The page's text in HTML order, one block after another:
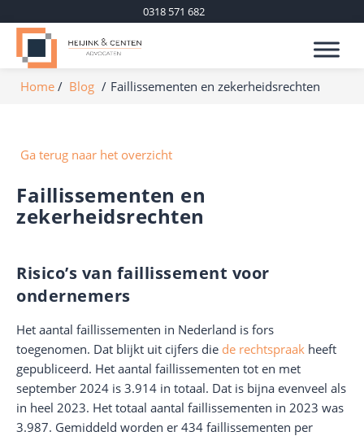
0318 571 682
Home Blog Faillissementen en zekerheidsrechten
Ga terug naar het overzicht
Faillissementen en
zekerheidsrechten
Het aantal faillissementen in Nederland is fors
toegenomen. Dat blijkt uit cijfers die de rechtspraak heeft
gepubliceerd. Het aantal faillissementen tot en met
september 2024 is 3.914 in totaal. Dat is bijna evenveel als
in heel 2023. Het totaal aantal faillissementen in 2023 was
3.987. Gemiddeld worden er 434 faillissementen per
Risico’s van faillissement voor
ondernemers